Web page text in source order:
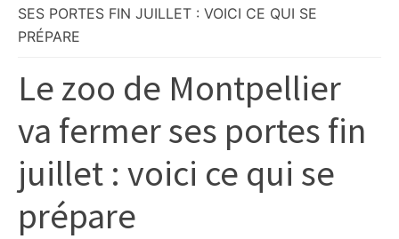
info
locale,
culture,
politique,
météo,
divers
initiatives
SES PORTES FIN JUILLET : VOICI CE QUI SE
PRÉPARE
Le zoo de Montpellier
va fermer ses portes fin
juillet : voici ce qui se
prépare